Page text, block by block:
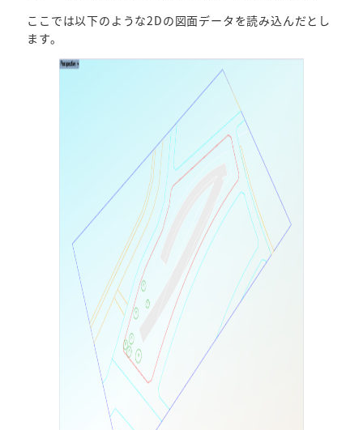
ここでは以下のような2Dの図面データを読み込んだとし
ます。